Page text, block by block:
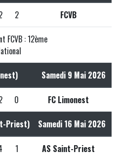
2 FCVB
FCVB : 12ème
Samedi 9 Mai 2026
0 FC Limonest
Priest) Samedi 16 Mai 2026
1 AS Saint-Priest